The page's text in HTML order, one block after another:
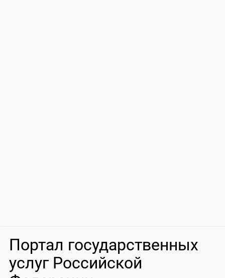
Портал государственных
услуг Российской